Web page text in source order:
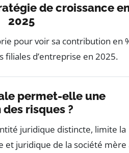
de croissance
2025
pour voir sa contribution en
filiales d’entreprise en 2025.
permet-elle une
risques ?
juridique distincte, limite la
et juridique de la société mère